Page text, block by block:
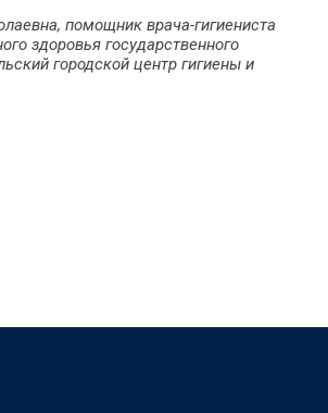
помощник врача-гигиениста
здоровья государственного
городской центр гигиены и